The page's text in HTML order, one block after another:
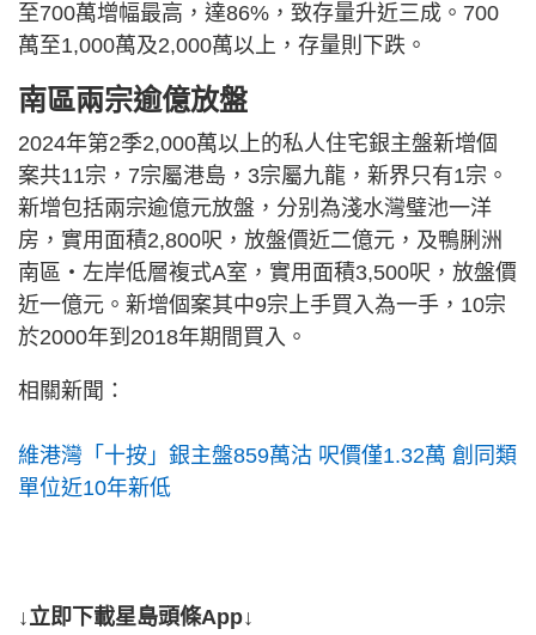
至700萬增幅最高，達86%，致存量升近三成。700
萬至1,000萬及2,000萬以上，存量則下跌。
南區兩宗逾億放盤
2024年第2季2,000萬以上的私人住宅銀主盤新增個
案共11宗，7宗屬港島，3宗屬九龍，新界只有1宗。
新增包括兩宗逾億元放盤，分别為淺水灣璧池一洋
房，實用面積2,800呎，放盤價近二億元，及鴨脷洲
南區‧左岸低層複式A室，實用面積3,500呎，放盤價
近一億元。新增個案其中9宗上手買入為一手，10宗
於2000年到2018年期間買入。
相關新聞：
維港灣「十按」銀主盤859萬沽 呎價僅1.32萬 創同類
單位近10年新低
↓立即下載星島頭條App↓